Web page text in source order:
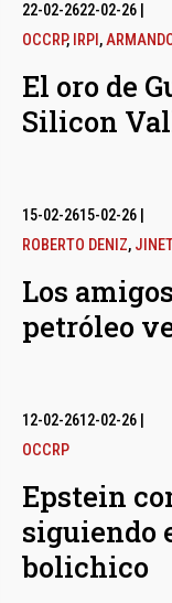
22-02-2622-02-26
OCCRP, IRPI ,
El oro de
Silicon
15-02-2615-02-26
ROBERTO DENIZ,
Los
petróleo
12-02-2612-02-26
OCCRP
Epstein
siguiendo
bolichico